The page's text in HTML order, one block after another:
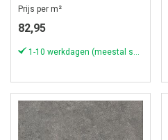
Prijs per m²
82,95
1-10 werkdagen (meestal sneller)